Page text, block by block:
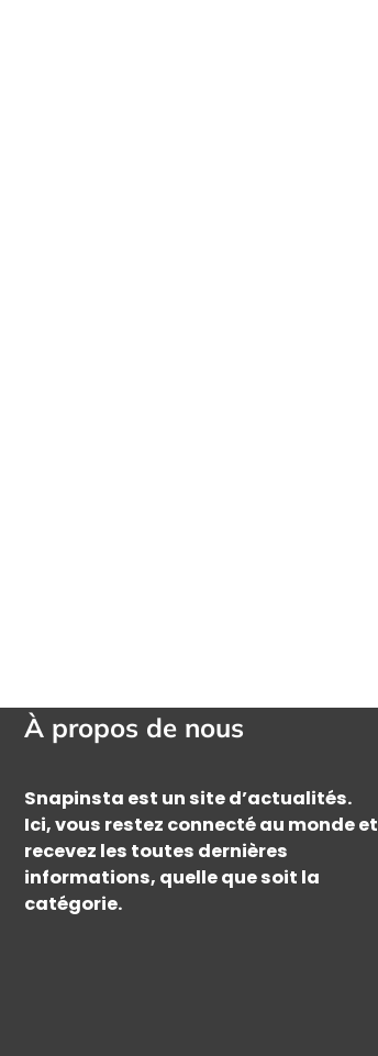
À propos de nous
Snapinsta est un site d’actualités.
Ici, vous restez connecté au monde et
recevez les toutes dernières
informations, quelle que soit la
catégorie.